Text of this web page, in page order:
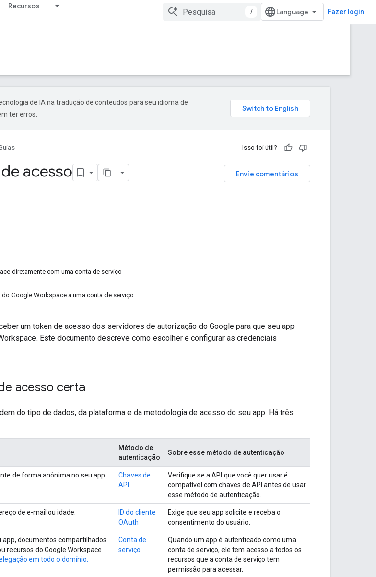
Recursos
/ Fazer login
de IA na tradução de conteúdos para seu idioma de
ter erros.
Isso foi útil?
Envie comentários
acesso
diretamente com uma conta de serviço
do Google Workspace a uma conta de serviço
um token de acesso dos servidores de autorização do Google para que seu app
Este documento descreve como escolher e configurar as credenciais
acesso certa
do tipo de dados, da plataforma e da metodologia de acesso do seu app. Há três
Método de
autenticação
Sobre esse método de autenticação
de forma anônima no seu app.
Chaves de
API
Verifique se a API que você quer usar é
compatível com chaves de API antes de usar
esse método de autenticação.
de e-mail ou idade.
ID do cliente
OAuth
Exige que seu app solicite e receba o
consentimento do usuário.
app, documentos compartilhados
recursos do Google Workspace
em todo o domínio.
Conta de
serviço
Quando um app é autenticado como uma
conta de serviço, ele tem acesso a todos os
recursos que a conta de serviço tem
permissão para acessar.